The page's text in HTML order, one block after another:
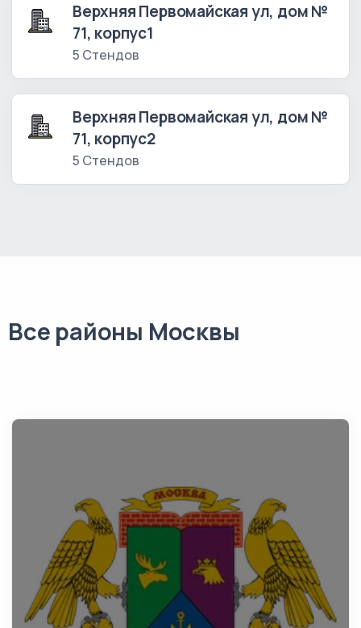
Верхняя Первомайская ул, дом №
71, корпус1
5 Стендов
Верхняя Первомайская ул, дом №
71, корпус2
5 Стендов
Все районы Москвы